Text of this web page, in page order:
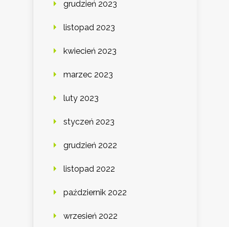
grudzień 2023
listopad 2023
kwiecień 2023
marzec 2023
luty 2023
styczeń 2023
grudzień 2022
listopad 2022
październik 2022
wrzesień 2022